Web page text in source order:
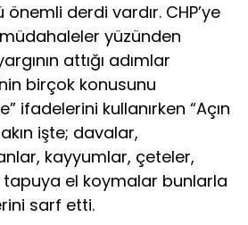
önemli derdi vardır. CHP’ye
yüzünden
attığı adımlar
birçok konusunu
ifadelerini kullanırken “Açın
işte; davalar,
kayyumlar, çeteler,
el koymalar bunlarla
sarf etti.